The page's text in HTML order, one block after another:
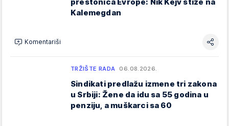
Kalemegdan
Komentariši
TRŽIŠTE RADA 06.08.2026.
Sindikati predlažu izmene tri zakona
u Srbiji: Žene da idu sa 55 godina u
penziju, a muškarci sa 60